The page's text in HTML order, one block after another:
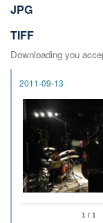
JPG
TIFF
Downloading you
2011-09-13
1 / 1